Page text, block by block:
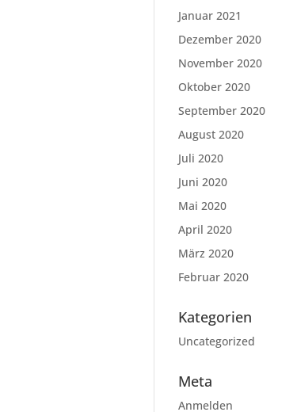
Januar 2021
Dezember 2020
November 2020
Oktober 2020
September 2020
August 2020
Juli 2020
Juni 2020
Mai 2020
April 2020
März 2020
Februar 2020
Kategorien
Uncategorized
Meta
Anmelden